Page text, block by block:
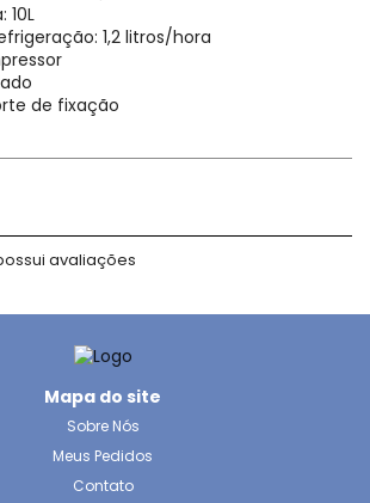
10L
1,2 litros/hora
de fixação
avaliações
Mapa do site
Sobre Nós
Meus Pedidos
Contato